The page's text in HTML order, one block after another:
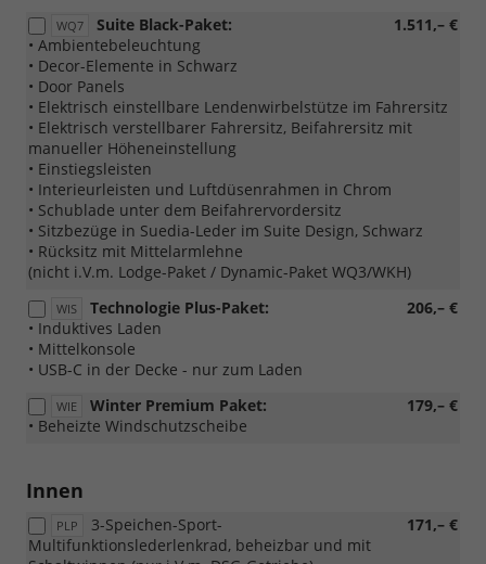
WQ7 1.511,– €
Suite Black-Paket:
• Ambientebeleuchtung
• Decor-Elemente in Schwarz
• Door Panels
• Elektrisch einstellbare Lendenwirbelstütze im Fahrersitz
• Elektrisch verstellbarer Fahrersitz, Beifahrersitz mit
manueller Höheneinstellung
• Einstiegsleisten
• Interieurleisten und Luftdüsenrahmen in Chrom
• Schublade unter dem Beifahrervordersitz
• Sitzbezüge in Suedia-Leder im Suite Design, Schwarz
• Rücksitz mit Mittelarmlehne
(nicht i.V.m. Lodge-Paket / Dynamic-Paket WQ3/WKH)
WIS 206,– €
Technologie Plus-Paket:
• Induktives Laden
• Mittelkonsole
• USB-C in der Decke - nur zum Laden
WIE 179,– €
Winter Premium Paket:
• Beheizte Windschutzscheibe
Innen
PLP 171,– €
3-Speichen-Sport-
Multifunktionslederlenkrad, beheizbar und mit